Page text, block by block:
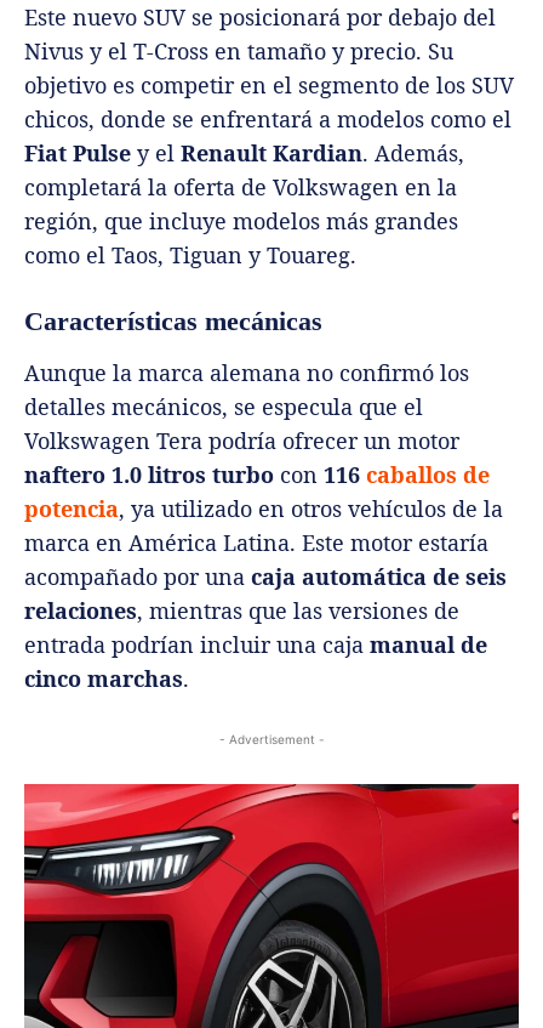
Este nuevo SUV se posicionará por debajo del
Nivus y el T-Cross en tamaño y precio. Su
objetivo es competir en el segmento de los SUV
chicos, donde se enfrentará a modelos como el
Fiat Pulse y el Renault Kardian. Además,
completará la oferta de Volkswagen en la
región, que incluye modelos más grandes
como el Taos, Tiguan y Touareg.
Características mecánicas
Aunque la marca alemana no confirmó los
detalles mecánicos, se especula que el
Volkswagen Tera podría ofrecer un motor
naftero 1.0 litros turbo con 116 caballos de
potencia, ya utilizado en otros vehículos de la
marca en América Latina. Este motor estaría
acompañado por una caja automática de seis
relaciones, mientras que las versiones de
entrada podrían incluir una caja manual de
cinco marchas.
- Advertisement -